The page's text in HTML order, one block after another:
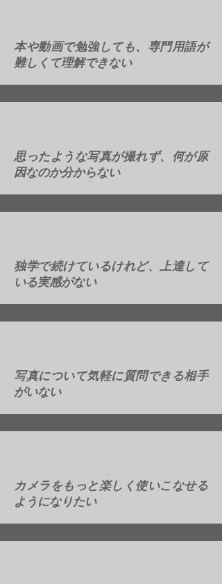
本や動画で勉強しても、専門用語が
難しくて理解できない
思ったような写真が撮れず、何が原
因なのか分からない
独学で続けているけれど、上達して
いる実感がない
写真について気軽に質問できる相手
がいない
カメラをもっと楽しく使いこなせる
ようになりたい